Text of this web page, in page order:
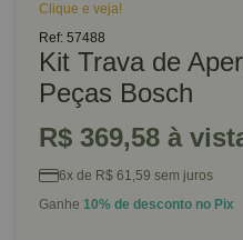
Clique e veja!
Ref: 57488
Kit Trava de
Peças Bosch
R$ 369,58 à
6x de R$ 61,59 sem juros
Ganhe 10% de desconto no Pix